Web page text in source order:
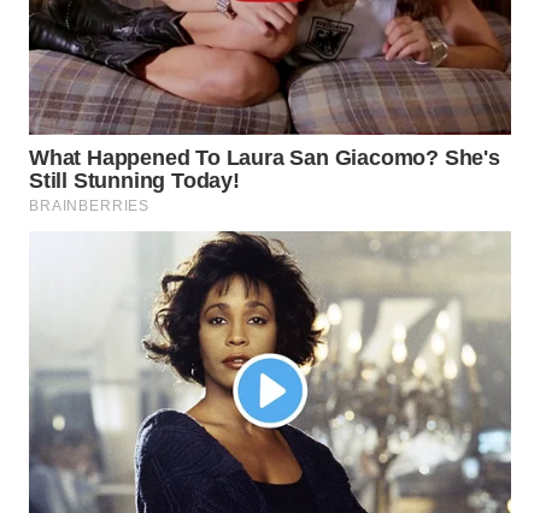
WN
BORNEO
Wahana
Media
Group
WAHANA
WAHANA
ADVOKAT
WAHANA
INFRASTRUKTUR